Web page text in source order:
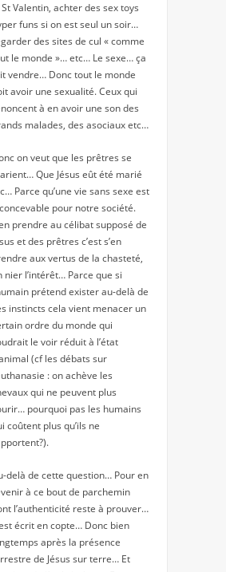
St Valentin, achter des sex toys
funs si on est seul un soir…
des sites de cul « comme
le monde »… etc… Le sexe… ça
vendre… Donc tout le monde
avoir une sexualité. Ceux qui
à en avoir une son des
malades, des asociaux etc…
on veut que les prêtres se
Que Jésus eût été marié
Parce qu’une vie sans sexe est
pour notre société.
prendre au célibat supposé de
et des prêtres c’est s’en
aux vertus de la chasteté,
nier l’intérêt… Parce que si
prétend exister au-delà de
instincts cela vient menacer un
ordre du monde qui
le voir réduit à l’état
(cf les débats sur
: on achève les
qui ne peuvent plus
pourquoi pas les humains
coûtent plus qu’ils ne
delà de cette question… Pour en
à ce bout de parchemin
l’authenticité reste à prouver…
écrit en copte… Donc bien
après la présence
de Jésus sur terre… Et